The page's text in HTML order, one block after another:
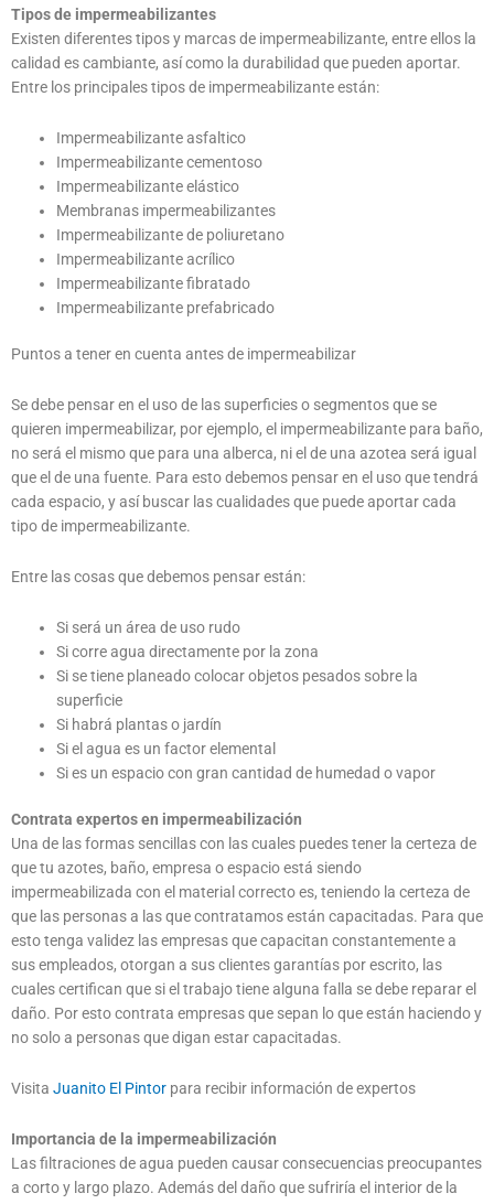
Tipos de impermeabilizantes
Existen diferentes tipos y marcas de impermeabilizante, entre ellos la
calidad es cambiante, así como la durabilidad que pueden aportar.
Entre los principales tipos de impermeabilizante están:
Impermeabilizante asfaltico
Impermeabilizante cementoso
Impermeabilizante elástico
Membranas impermeabilizantes
Impermeabilizante de poliuretano
Impermeabilizante acrílico
Impermeabilizante fibratado
Impermeabilizante prefabricado
Puntos a tener en cuenta antes de impermeabilizar
Se debe pensar en el uso de las superficies o segmentos que se
quieren impermeabilizar, por ejemplo, el impermeabilizante para baño,
no será el mismo que para una alberca, ni el de una azotea será igual
que el de una fuente. Para esto debemos pensar en el uso que tendrá
cada espacio, y así buscar las cualidades que puede aportar cada
tipo de impermeabilizante.
Entre las cosas que debemos pensar están:
Si será un área de uso rudo
Si corre agua directamente por la zona
Si se tiene planeado colocar objetos pesados sobre la
superficie
Si habrá plantas o jardín
Si el agua es un factor elemental
Si es un espacio con gran cantidad de humedad o vapor
Contrata expertos en impermeabilización
Una de las formas sencillas con las cuales puedes tener la certeza de
que tu azotes, baño, empresa o espacio está siendo
impermeabilizada con el material correcto es, teniendo la certeza de
que las personas a las que contratamos están capacitadas. Para que
esto tenga validez las empresas que capacitan constantemente a
sus empleados, otorgan a sus clientes garantías por escrito, las
cuales certifican que si el trabajo tiene alguna falla se debe reparar el
daño. Por esto contrata empresas que sepan lo que están haciendo y
no solo a personas que digan estar capacitadas.
Visita Juanito El Pintor para recibir información de expertos
Importancia de la impermeabilización
Las filtraciones de agua pueden causar consecuencias preocupantes
a corto y largo plazo. Además del daño que sufriría el interior de la